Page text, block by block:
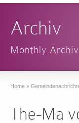
Archiv
Monthly
Home »
The-Ma